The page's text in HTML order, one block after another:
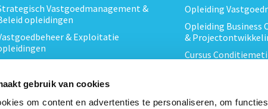
gebruik van cookies
om content en advertenties te personaliseren, om
Vastgoedmanagement &
opleidingen
& Exploitatie
&
Opleiding
Opleiding Business
&
Cursus
Cursus EP-W Basis